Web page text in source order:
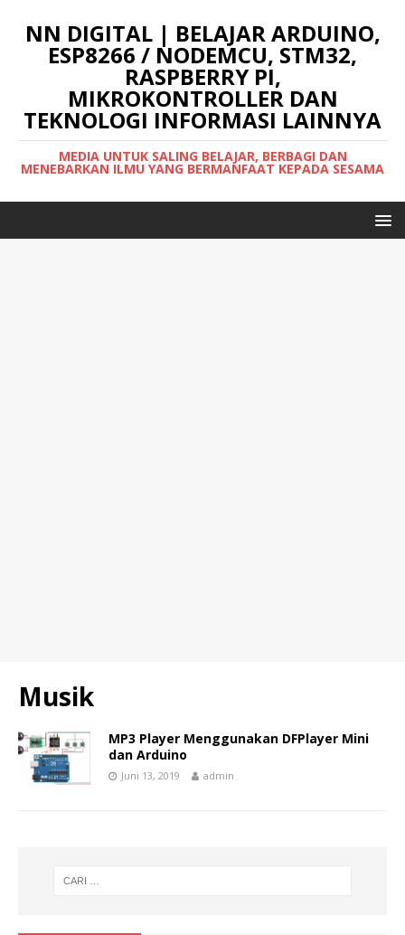
NN DIGITAL | BELAJAR ARDUINO,
ESP8266 / NODEMCU, STM32,
RASPBERRY PI,
MIKROKONTROLLER DAN
TEKNOLOGI INFORMASI LAINNYA
MEDIA UNTUK SALING BELAJAR, BERBAGI DAN
MENEBARKAN ILMU YANG BERMANFAAT KEPADA SESAMA
Musik
MP3 Player Menggunakan DFPlayer Mini
dan Arduino
Juni 13, 2019 admin